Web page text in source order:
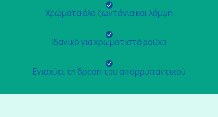
Χρώματα όλο ζωντάνια και λάμψη
Ιδανικό για χρωματιστά ρούχα
Ενισχύει τη δράση του απορρυπαντικού